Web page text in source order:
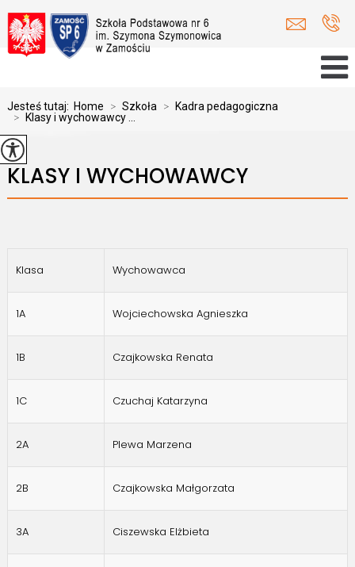
Jesteś tutaj: Home > Szkoła >
Kadra pedagogiczna
>
Klasy i wychowawcy ...
KLASY I WYCHOWAWCY
Klasa Wychowawca
1A Wojciechowska Agnieszka
1B Czajkowska Renata
1C Czuchaj Katarzyna
2A Plewa Marzena
2B Czajkowska Małgorzata
3A Ciszewska Elżbieta